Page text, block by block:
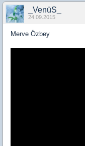
_VenüS_
24.09.2015
Merve Özbey